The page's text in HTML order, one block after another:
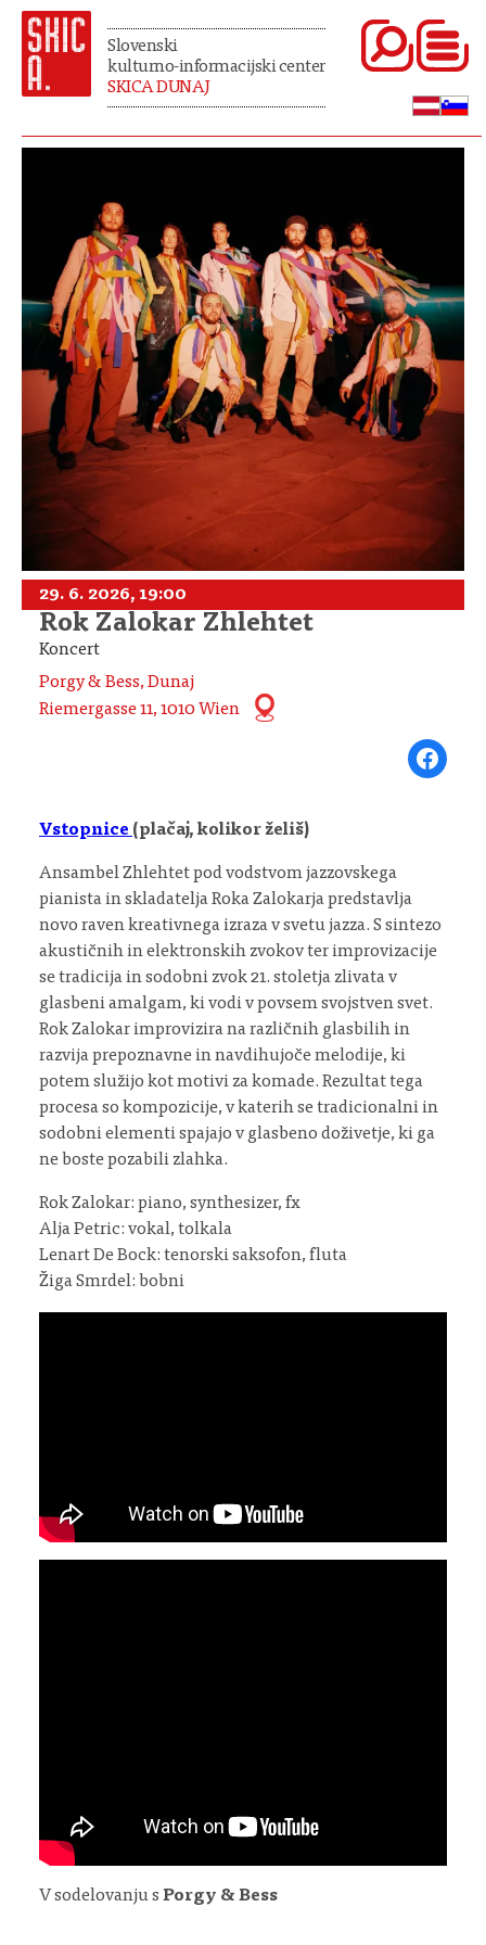
Slovenski
kulturno-informacijski center
SKICA DUNAJ
29. 6. 2026, 19:00
Rok Zalokar Zhlehtet
Koncert
Porgy & Bess, Dunaj
Riemergasse 11, 1010 Wien
Share on
Vstopnice (plačaj, kolikor želiš)
Ansambel Zhlehtet pod vodstvom jazzovskega
pianista in skladatelja Roka Zalokarja predstavlja
novo raven kreativnega izraza v svetu jazza. S sintezo
akustičnih in elektronskih zvokov ter improvizacije
se tradicija in sodobni zvok 21. stoletja zlivata v
glasbeni amalgam, ki vodi v povsem svojstven svet.
Rok Zalokar improvizira na različnih glasbilih in
razvija prepoznavne in navdihujoče melodije, ki
potem služijo kot motivi za komade. Rezultat tega
procesa so kompozicije, v katerih se tradicionalni in
sodobni elementi spajajo v glasbeno doživetje, ki ga
ne boste pozabili zlahka.
Rok Zalokar: piano, synthesizer, fx
Alja Petric: vokal, tolkala
Lenart De Bock: tenorski saksofon, fluta
Žiga Smrdel: bobni
V sodelovanju s Porgy & Bess